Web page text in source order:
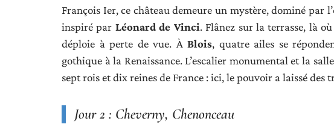
François Ier, ce château demeure un mystère, dominé par
inspiré par Léonard de Vinci. Flânez sur la terrasse, là
déploie à perte de vue. ÀBlois, quatre ailes se
gothique à la Renaissance. L’escalier monumental et la
sept rois et dix reines de France : ici, le pouvoir a laissé des
Jour 2 : Cheverny, Chenonceau